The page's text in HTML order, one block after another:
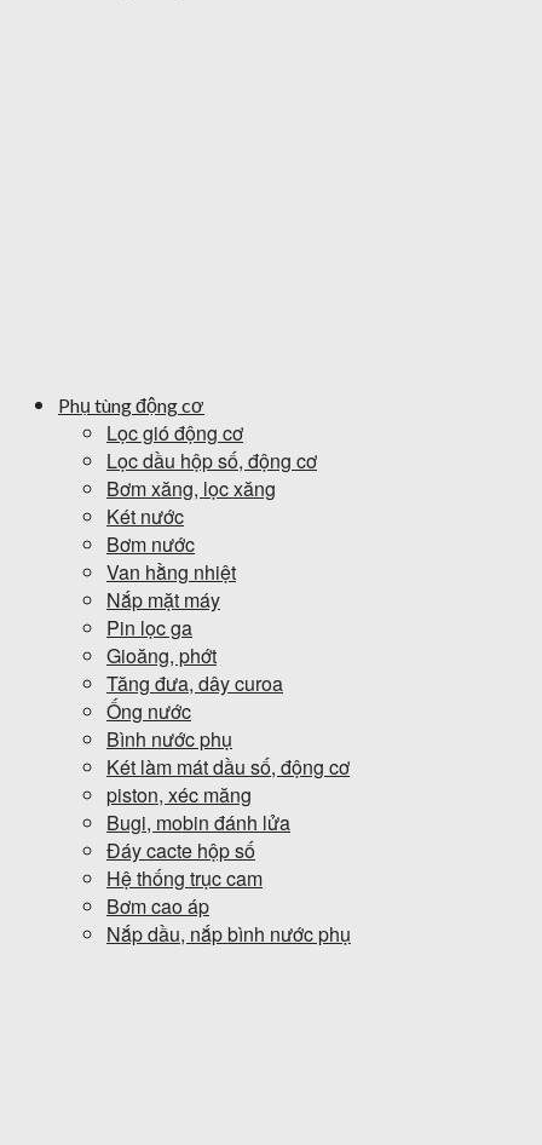
Phụ tùng động cơ
Lọc gió động cơ
Lọc dầu hộp số, động cơ
Bơm xăng, lọc xăng
Két nước
Bơm nước
Van hằng nhiệt
Nắp mặt máy
Pin lọc ga
Gioăng, phớt
Tăng đưa, dây curoa
Ống nước
Bình nước phụ
Két làm mát dầu số, động cơ
piston, xéc măng
Bugi, mobin đánh lửa
Đáy cacte hộp số
Hệ thống trục cam
Bơm cao áp
Nắp dầu, nắp bình nước phụ